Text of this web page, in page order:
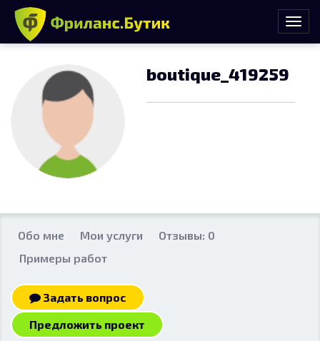
boutique_419259
Обо мне Мои услуги
Отзывы: 0
Примеры работ
Задать вопрос
Предложить проект